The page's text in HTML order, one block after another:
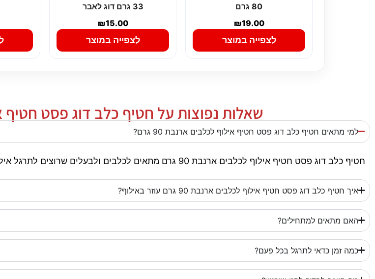
80 גרם
₪19.00
לצפייה במוצר
33 גרם דוג לאבר
₪15.00
לצפייה במוצר
שאלות נפוצות על חטיף כלב דוג פסט חטיף
למי מתאים חטיף כלב דוג פסט חטיף אילוף לכלבים ארנבת 90 גרם?
חטיף כלב דוג פסט חטיף אילוף לכלבים ארנבת 90 גרם מתאים לכלבים ולבעלים שרוצים לתרגל אילוף, תקשורת או יציאה מסודרת יותר מהבית, בהתאם לסוג המוצר.
איך חטיף כלב דוג פסט חטיף אילוף לכלבים ארנבת 90 גרם עוזר באילוף?
האם מתאים למתחילים?
כמה זמן כדאי לתרגל בכל פעם?